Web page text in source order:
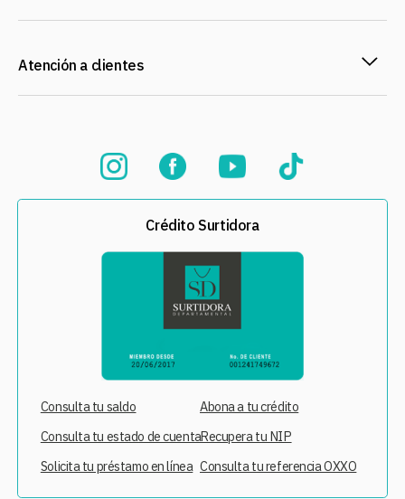
Atención a clientes
Crédito Surtidora
Consulta tu saldo
Consulta tu estado de cuenta
Solicita tu préstamo en línea
Abona a tu crédito
Recupera tu NIP
Consulta tu referencia OXXO